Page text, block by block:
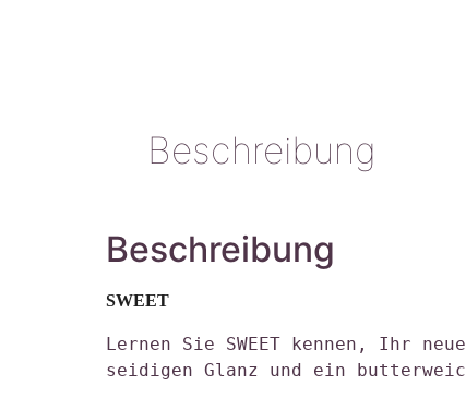
Beschreibung
Beschreibung
SWEET
Lernen Sie SWEET kennen, Ihr
seidigen Glanz und ein